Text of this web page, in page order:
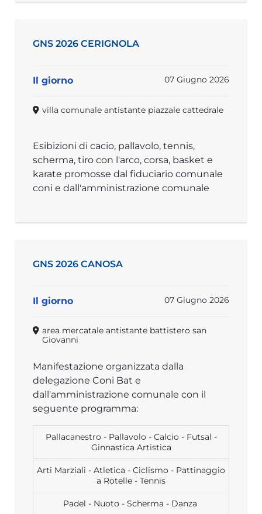
GNS 2026 CERIGNOLA
Il giorno 07 Giugno 2026
villa comunale antistante piazzale cattedrale
Esibizioni di cacio, pallavolo, tennis,
scherma, tiro con l'arco, corsa, basket e
karate promosse dal fiduciario comunale
coni e dall'amministrazione comunale
GNS 2026 CANOSA
Il giorno 07 Giugno 2026
area mercatale antistante battistero san
Giovanni
Manifestazione organizzata dalla
delegazione Coni Bat e
dall'amministrazione comunale con il
seguente programma:
Pallacanestro - Pallavolo - Calcio - Futsal -
Ginnastica Artistica
Arti Marziali - Atletica - Ciclismo - Pattinaggio
a Rotelle - Tennis
Padel - Nuoto - Scherma - Danza